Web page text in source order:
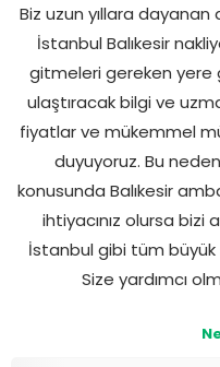
Biz uzun yıllara
İstanbul Balıkesir
gitmeleri gereken yere
ulaştıracak bilgi ve
fiyatlar ve mükemmel
duyuyoruz. Bu
konusunda Balıkesir
ihtiyacınız olursa bizi
İstanbul gibi tüm
Size yardımcı